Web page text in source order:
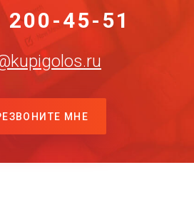
200-45-51
МНЕ